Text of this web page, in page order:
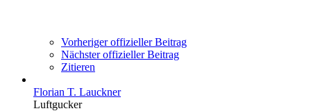
Vorheriger offizieller Beitrag
Nächster offizieller Beitrag
Zitieren
Florian T. Lauckner
Luftgucker